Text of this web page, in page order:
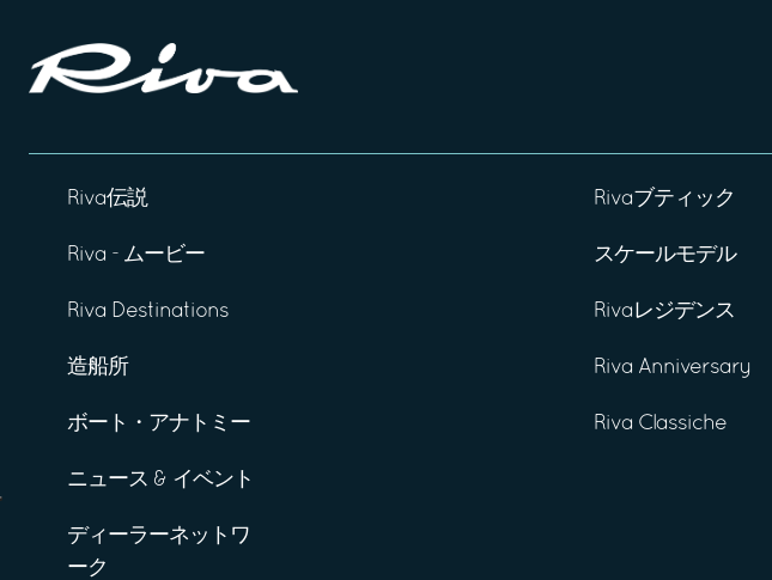
Riva伝説
Riva - ムービー
Riva Destinations
造船所
ボート・アナトミー
ニュース & イベント
ディーラーネットワ
ーク
Rivaブティック
スケールモデル
Rivaレジデンス
Riva Anniversary
Riva Classiche